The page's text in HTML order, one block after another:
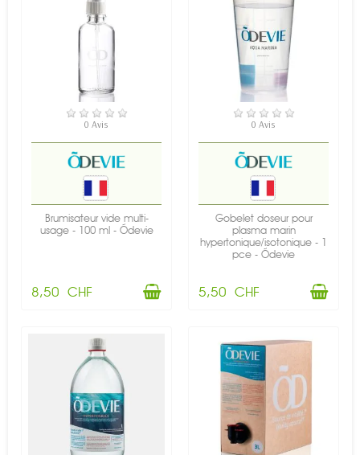
EN STOCK
0 Avis
Brumisateur vide multi-
usage - 100 ml - Õdevie
8,50 CHF
EN STOCK
0 Avis
Gobelet doseur pour
plasma marin
hypertonique/isotonique - 1
pce - Õdevie
5,50 CHF